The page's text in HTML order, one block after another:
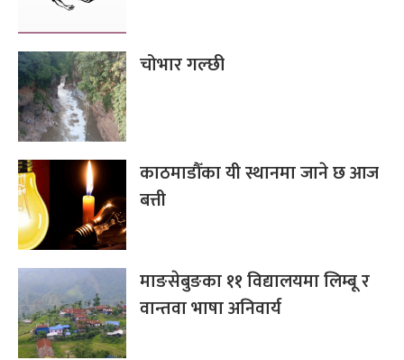
चोभार गल्छी
काठमाडौँका यी स्थानमा जाने छ आज
बत्ती
माङसेबुङका ११ विद्यालयमा लिम्बू र
वान्तवा भाषा अनिवार्य